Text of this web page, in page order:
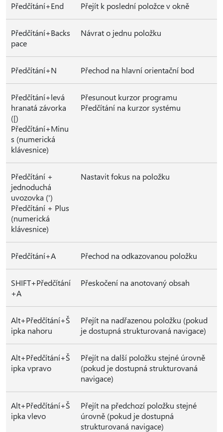
Předčítání+End Přejít k poslední položce v okně
Předčítání+Backs
pace
Návrat o jednu položku
Předčítání+N Přechod na hlavní orientační bod
Předčítání+levá
hranatá závorka
([)
Předčítání+Minu
s (numerická
klávesnice)
Přesunout kurzor programu
Předčítání na kurzor systému
Předčítání +
jednoduchá
uvozovka (')
Předčítání + Plus
(numerická
klávesnice)
Nastavit fokus na položku
Předčítání+A Přechod na odkazovanou položku
SHIFT+Předčítání
+A
Přeskočení na anotovaný obsah
Alt+Předčítání+Š
ipka nahoru
Přejít na nadřazenou položku (pokud
je dostupná strukturovaná navigace)
Alt+Předčítání+Š
ipka vpravo
Přejít na další položku stejné úrovně
(pokud je dostupná strukturovaná
navigace)
Alt+Předčítání+Š
ipka vlevo
Přejít na předchozí položku stejné
úrovně (pokud je dostupná
strukturovaná navigace)